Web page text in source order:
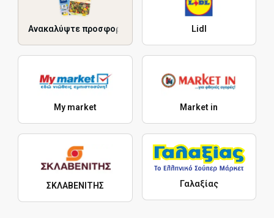
Ανακαλύψτε προσφορές Lidl
My market Market in
ΣΚΛΑΒΕΝΙΤΗΣ Γαλαξίας